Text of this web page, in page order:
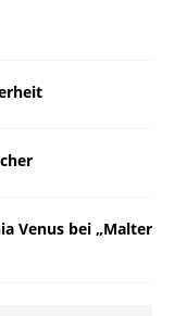
Venus bei „Malter